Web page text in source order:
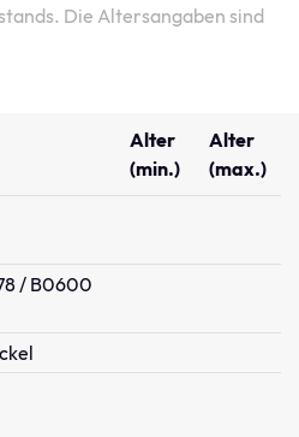
Die Altersangaben sind
Alter
(min.)
Alter
(max.)
/ B0600